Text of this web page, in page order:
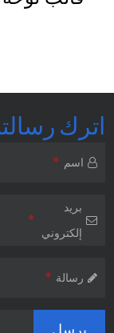
اترك
اسم *
بريد
إلكتروني
*
رسالة *